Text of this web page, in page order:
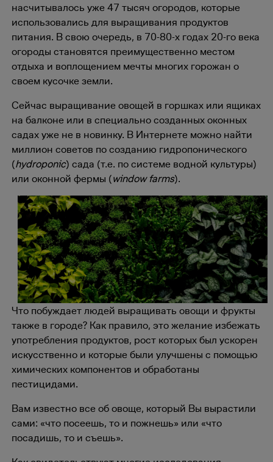
насчитывалось уже 47 тысяч огородов, которые
использовались для выращивания продуктов
питания. В свою очередь, в 70-80-х годах 20-го века
огороды становятся преимущественно местом
отдыха и воплощением мечты многих горожан о
своем кусочке земли.
Сейчас выращивание овощей в горшках или ящиках
на балконе или в специально созданных оконных
садах уже не в новинку. В Интернете можно найти
миллион советов по созданию гидропонического
(hydroponic) сада (т.е. по системе водной культуры)
или оконной фермы (window farms).
Что побуждает людей выращивать овощи и фрукты
также в городе? Как правило, это желание избежать
употребления продуктов, рост которых был ускорен
искусственно и которые были улучшены с помощью
химических компонентов и обработаны
пестицидами.
Вам известно все об овоще, который Вы вырастили
сами: «что посеешь, то и пожнешь» или «что
посадишь, то и съешь».